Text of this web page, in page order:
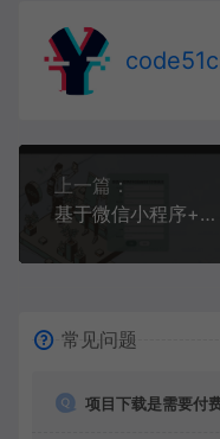
上一篇：
基于微信小程序+SpringBoot+MySQL的校园自助打印系统小程序(附论文)
常见问题
项目下载是需要付